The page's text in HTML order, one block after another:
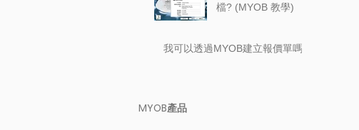
檔? (MYOB 教學)
我可以透過MYOB建立報價單嗎?
MYOB產品